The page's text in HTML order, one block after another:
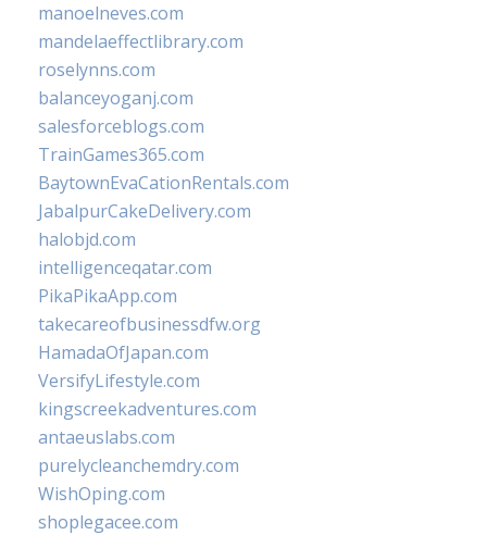
manoelneves.com
mandelaeffectlibrary.com
roselynns.com
balanceyoganj.com
salesforceblogs.com
TrainGames365.com
BaytownEvaCationRentals.com
JabalpurCakeDelivery.com
halobjd.com
intelligenceqatar.com
PikaPikaApp.com
takecareofbusinessdfw.org
HamadaOfJapan.com
VersifyLifestyle.com
kingscreekadventures.com
antaeuslabs.com
purelycleanchemdry.com
WishOping.com
shoplegacee.com